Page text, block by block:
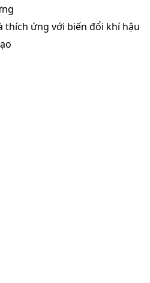
thích ứng với biến đổi khí hậu